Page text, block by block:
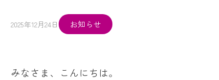
2025年12月24日 お知らせ
みなさま、こんにちは。